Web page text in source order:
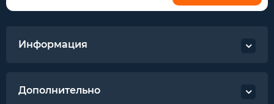
Информация
Дополнительно